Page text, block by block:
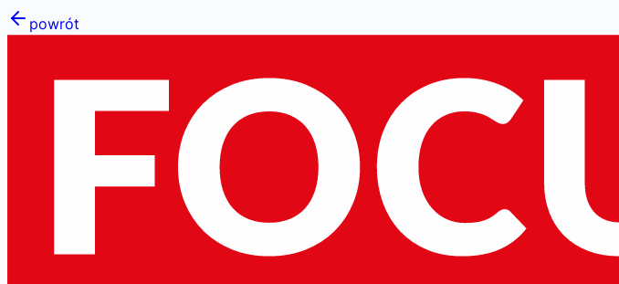
powrót